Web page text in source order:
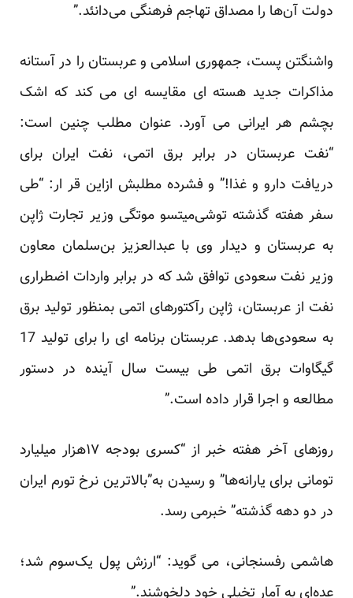
دولت آن‌ها را مصداق تهاجم فرهنگی می‌دانئد.”
واشنگتن پست، جمهوری اسلامی و عربستان را در آستانه
مذاکرات جدید هسته ای مقایسه ای می کند که اشک
بچشم هر ایرانی می آورد. عنوان مطلب چنین است:
“نفت عربستان در برابر برق اتمی، نفت ایران برای
دریافت دارو و غذا!” و فشرده مطلبش ازاین قر ار: “طی
سفر هفته گذشته توشی‌میتسو موتگی وزیر تجارت ژاپن
به عربستان و دیدار وی با عبدالعزیز بن‌سلمان معاون
وزیر نفت سعودی توافق شد که در برابر واردات اضطراری
نفت از عربستان، ژاپن رآکتورهای اتمی بمنظور تولید برق
به سعودی‌ها بدهد. عربستان برنامه ای را برای تولید 17
گیگاوات برق اتمی طی بیست سال آینده در دستور
مطالعه و اجرا قرار داده است.”
روزهای آخر هفته خبر از “کسری بودجه ۱۷هزار میلیارد
تومانی برای یارانه‌ها” و رسیدن به”بالاترین نرخ تورم ایران
در دو دهه گذشته” خبرمی رسد.
هاشمی رفسنجانی، می گوید: “ارزش پول یک‌سوم شد؛
عده‌ای به آمار تخیلی خود دلخوشند.”